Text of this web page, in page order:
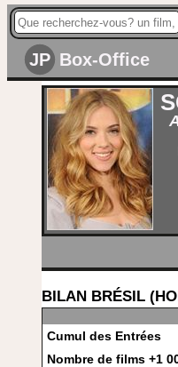
JP Box-Office
BILAN BRÉSIL
Cumul des Entrées
Nombre de films +1